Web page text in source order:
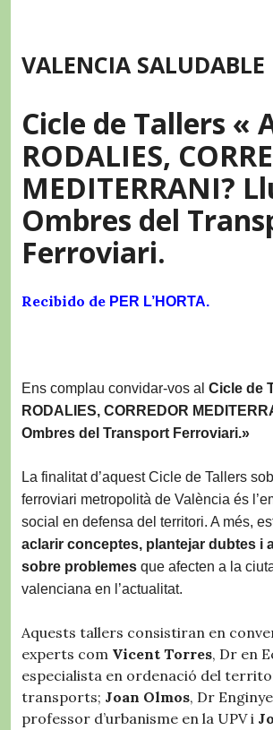
content
VALENCIA SALUDABLE
Cicle de Tallers «
RODALIES,
MEDITERRANI?
Ombres del
Ferroviari.
Recibido de PER L’HORTA.
Ens complau convidar-vos al Cicle de
RODALIES, CORREDOR
Ombres del Transport Ferroviari.»
La finalitat d’aquest Cicle de Tallers
ferroviari metropolità de València és
social en defensa del territori. A més,
aclarir conceptes, plantejar dubtes i
sobre problemes que afecten a la
valenciana en l’actualitat.
Aquests tallers consistiran en
experts com Vicent Torres, Dr en
especialista en ordenació del
transports; Joan Olmos, Dr
professor d’urbanisme en la UPV i